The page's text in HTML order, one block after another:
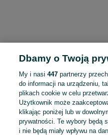
Dbamy o Twoją
My i nasi447 partnerzy
do informacji na urządzeniu,
plikach cookie w celu
Użytkownik może
klikając poniżej lub w
prywatności. Te wybory będą
i nie będą miały wpływu na